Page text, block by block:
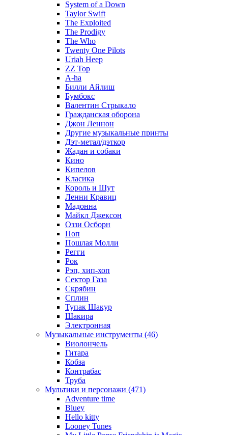
System of a Down
Taylor Swift
The Exploited
The Prodigy
The Who
Twenty One Pilots
Uriah Heep
ZZ Top
А-ha
Билли Айлиш
Бумбокс
Валентин Стрыкало
Гражданская оборона
Джон Леннон
Другие музыкальные принты
Дэт-метал/дэткор
Жадан и собаки
Кино
Кипелов
Класика
Король и Шут
Ленни Кравиц
Мадонна
Майкл Джексон
Оззи Осборн
Поп
Пошлая Молли
Регги
Рок
Рэп, хип-хоп
Сектор Газа
Скрябин
Сплин
Тупак Шакур
Шакира
Электронная
Музыкальные инструменты (46)
Виолончель
Гитара
Кобза
Контрабас
Труба
Мультики и персонажи (471)
Adventure time
Bluey
Hello kitty
Looney Tunes